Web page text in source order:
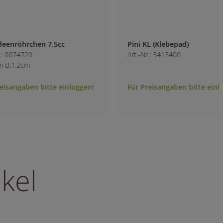
Pini KL (Klebepad)
Art.-Nr.: 3413400
Für Preisangaben bitte einloggen!
Stecknadeln
Art.-Nr.: 7706100
Für